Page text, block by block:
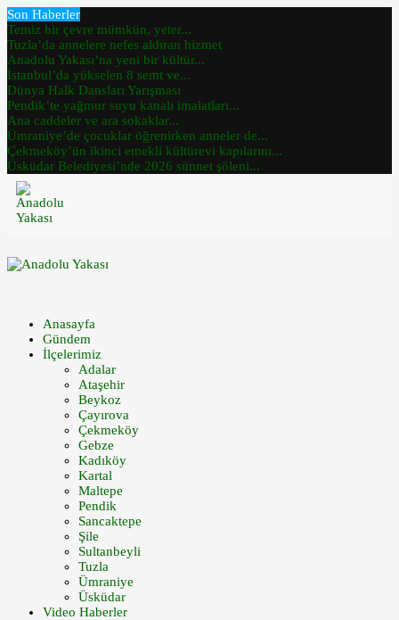
Son Haberler
Temiz bir çevre mümkün, yeter...
Tuzla’da annelere nefes aldıran hizmet
Anadolu Yakası’na yeni bir kültür...
İstanbul’da yükselen 8 semt ve...
Dünya Halk Dansları Yarışması
Pendik’te yağmur suyu kanalı imalatları...
Ana caddeler ve ara sokaklar...
Ümraniye’de çocuklar öğrenirken anneler de...
Çekmeköy’ün ikinci emekli kültürevi kapılarını...
Üsküdar Belediyesi’nde 2026 sünnet şöleni...
Anasayfa
Gündem
İlçelerimiz
Adalar
Ataşehir
Beykoz
Çayırova
Çekmeköy
Gebze
Kadıköy
Kartal
Maltepe
Pendik
Sancaktepe
Şile
Sultanbeyli
Tuzla
Ümraniye
Üsküdar
Video Haberler